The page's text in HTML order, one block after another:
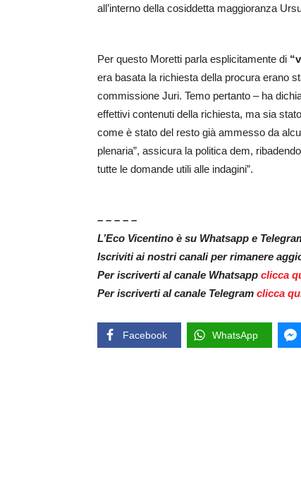
all’interno della cosiddetta maggioranza
Per questo Moretti parla esplicitamente di
era basata la richiesta della procura erano
commissione Juri. Temo pertanto – ha
effettivi contenuti della richiesta, ma sia
come è stato del resto già ammesso da
plenaria”, assicura la politica dem,
tutte le domande utili alle indagini”.
– – – – –
L’Eco Vicentino è su Whatsapp e
Iscriviti ai nostri canali per rimanere
Per iscriverti al canale Whatsapp clicca
Per iscriverti al canale Telegram clicca
Facebook WhatsApp